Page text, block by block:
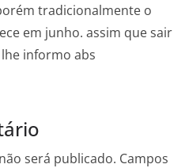
tradicionalmente o
em junho. assim que sair
informo abs
será publicado. Campos